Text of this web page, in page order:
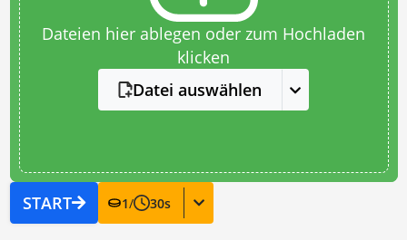
Dateien hier ablegen oder zum Hochladen
klicken
Datei auswählen
START 1/ 30s